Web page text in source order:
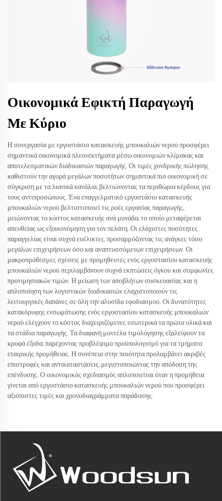
Οικονομικά Εφικτή Παραγωγή
Με Κύριο
Η συνεργασία με εργοστάσιο κατασκευής μπουκαλιών νερού προσφέρει
σημαντικά οικονομικά πλεονεκτήματα μέσω οικονομιών κλίμακας και
αποτελεσματικών διαδικασιών παραγωγής. Οι τιμές χονδρικής πώλησης
καθιστούν την αγορά μεγάλων ποσοτήτων σημαντικά πιο οικονομική σε
σύγκριση με τα λιανικά κανάλια, βελτιώνοντας τα περιθώρια κέρδους για
τους αντιπροσώπους. Ένα επαγγελματικό εργοστάσιο κατασκευής
μπουκαλιών νερού βελτιστοποιεί τις ροές εργασίας παραγωγής,
μειώνοντας το κόστος κατασκευής ανά μονάδα, το οποίο μεταφέρεται
απευθείας ως εξοικονόμηση για τον πελάτη. Οι ελάχιστες ποσότητες
παραγγελίας είναι συχνά ευέλικτες, προσαρμόζοντας τις ανάγκες τόσο
μεγάλων επιχειρήσεων όσο και αναπτυσσόμενων επιχειρήσεων. Οι
μακροπρόθεσμες σχέσεις με προμηθευτές ενός εργοστασίου κατασκευής
μπουκαλιών νερού περιλαμβάνουν συχνά εκπτώσεις όγκου και συμφωνίες
προτιμησιακών τιμών. Η μείωση των αποβλήτων συσκευασίας και η
απλοποίηση των λογιστικών διαδικασιών ελαχιστοποιούν τις
λειτουργικές δαπάνες σε όλη την αλυσίδα εφοδιασμού. Οι δυνατότητες
κατακόρυφης ενσωμάτωσης ενός εργοστασίου κατασκευής μπουκαλιών
νερού ελέγχουν το κόστος διαχειριζόμενες εσωτερικά τα πρώτα υλικά και
τα στάδια παραγωγής. Τα διαφανή μοντέλα τιμολόγησης εξαλείφουν τα
κρυφά έξοδα, παρέχοντας προβλέψιμο προϋπολογισμό για τα τμήματα
εταιρικής προμήθειας. Η συνέπεια στην ποιότητα προλαμβάνει ακριβές
επιστροφές και αντικαταστάσεις, μεγιστοποιώντας την απόδοση της
επένδυσης. Ο οικονομικός σχεδιασμός απλοποιείται όταν η προμήθεια
γίνεται από εργοστάσιο κατασκευής μπουκαλιών νερού που προσφέρει
αξιόπιστες τιμές και χρονοδιαγράμματα παράδοσης.